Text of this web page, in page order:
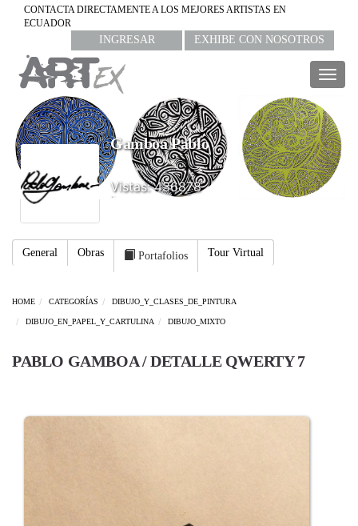
CONTACTA DIRECTAMENTE A LOS MEJORES ARTISTAS EN
ECUADOR
INGRESAR EXHIBE CON NOSOTROS
Gamboa Pablo
Vistas: 436878
General Obras Portafolios Tour Virtual
HOME CATEGORÍAS DIBUJO_Y_CLASES_DE_PINTURA
DIBUJO_EN_PAPEL_Y_CARTULINA DIBUJO_MIXTO
PABLO GAMBOA / DETALLE QWERTY 7